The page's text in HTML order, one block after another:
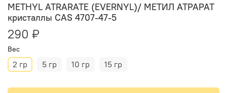
METHYL ATRARATE (EVERNYL)/ МЕТИЛ АТРАРАТ
кристаллы CAS 4707-47-5
290 ₽
Вес
2 гр 5 гр 10 гр 15 гр